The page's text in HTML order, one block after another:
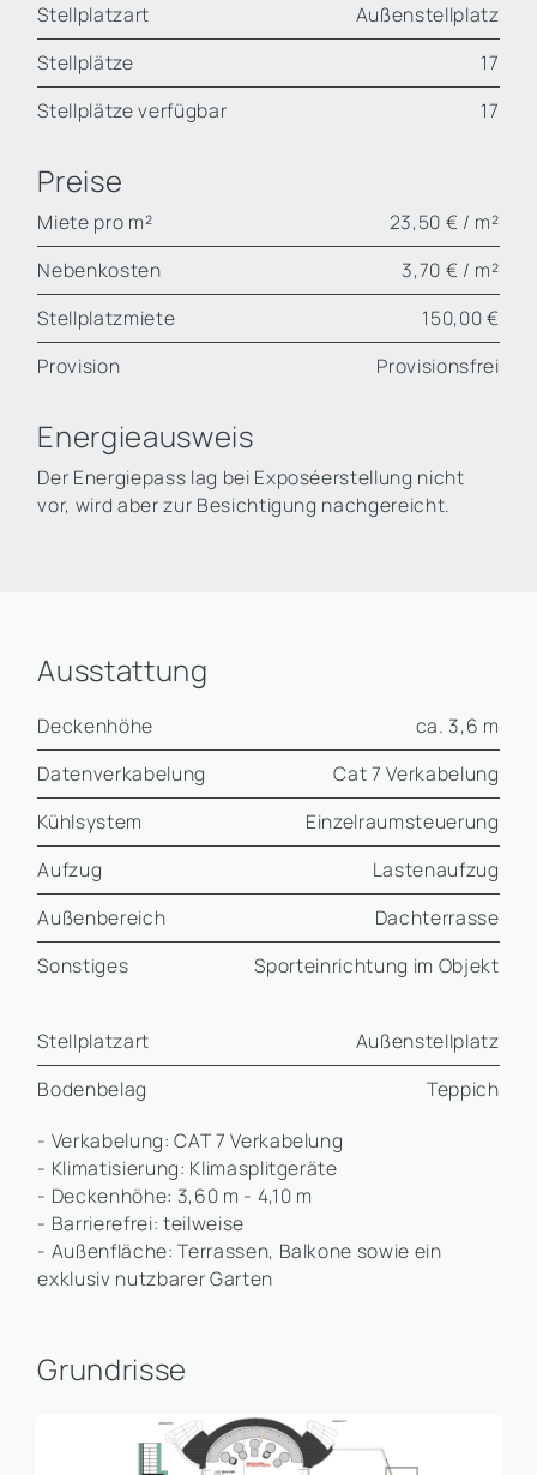
Stellplatzart
Außenstellplatz
Stellplätze
17
Stellplätze verfügbar
17
Preise
Miete pro m²
23,50 € / m²
Nebenkosten
3,70 € / m²
Stellplatzmiete
150,00 €
Provision
Provisionsfrei
Energieausweis
Der Energiepass lag bei Exposéerstellung nicht
vor, wird aber zur Besichtigung nachgereicht.
Ausstattung
Deckenhöhe
ca. 3,6 m
Datenverkabelung
Cat 7 Verkabelung
Kühlsystem
Einzelraumsteuerung
Aufzug
Lastenaufzug
Außenbereich
Dachterrasse
Sonstiges
Sporteinrichtung im Objekt
Stellplatzart
Außenstellplatz
Bodenbelag
Teppich
- Verkabelung: CAT 7 Verkabelung
- Klimatisierung: Klimasplitgeräte
- Deckenhöhe: 3,60 m - 4,10 m
- Barrierefrei: teilweise
- Außenfläche: Terrassen, Balkone sowie ein
exklusiv nutzbarer Garten
Grundrisse